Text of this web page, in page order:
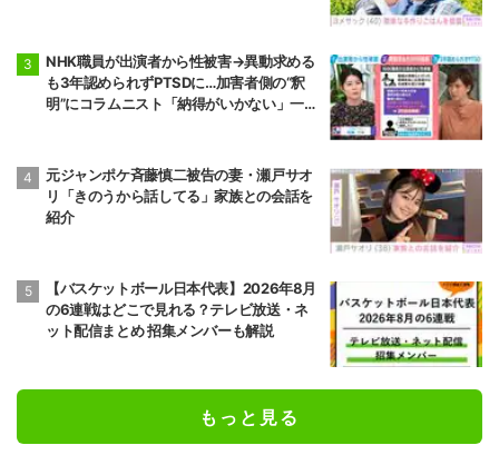
NHK職員が出演者から性被害→異動求める
も3年認められずPTSDに…加害者側の“釈
明”にコラムニスト「納得がいかない」一方
元ジャンポケ斉藤慎二被告の妻・瀬戸サオ
リ「きのうから話してる」家族との会話を
紹介
【バスケットボール日本代表】2026年8月
の6連戦はどこで見れる？テレビ放送・ネ
ット配信まとめ 招集メンバーも解説
もっと見る